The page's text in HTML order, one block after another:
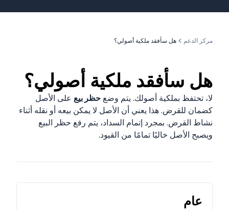
مركز الدعم هل سأفقد ملكية أصولي؟
هل سأفقد ملكية أصولي؟
لا، تحتفظ بملكية أصولك. يتم وضع حظر بيع على الأصل
كضمان للقرض. هذا يعني أن الأصل لا يمكن بيعه أو نقله أثناء
نشاط القرض. بمجرد إتمام السداد، يتم رفع حظر البيع
ويصبح الأصل خاليًا تمامًا من القيود.
عام